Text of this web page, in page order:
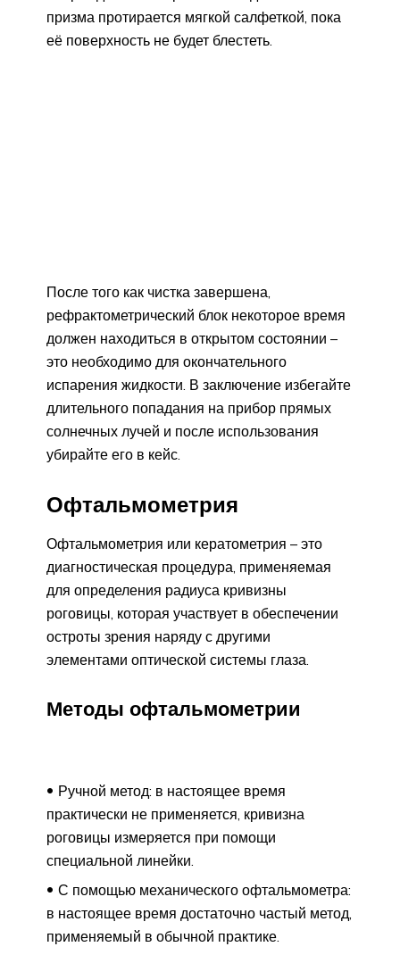
призма протирается мягкой салфеткой, пока
её поверхность не будет блестеть.
После того как чистка завершена,
рефрактометрический блок некоторое время
должен находиться в открытом состоянии –
это необходимо для окончательного
испарения жидкости. В заключение избегайте
длительного попадания на прибор прямых
солнечных лучей и после использования
убирайте его в кейс.
Офтальмометрия
Офтальмометрия или кератометрия – это
диагностическая процедура, применяемая
для определения радиуса кривизны
роговицы, которая участвует в обеспечении
остроты зрения наряду с другими
элементами оптической системы глаза.
Методы офтальмометрии
Ручной метод: в настоящее время
практически не применяется, кривизна
роговицы измеряется при помощи
специальной линейки.
С помощью механического офтальмометра:
в настоящее время достаточно частый метод,
применяемый в обычной практике.